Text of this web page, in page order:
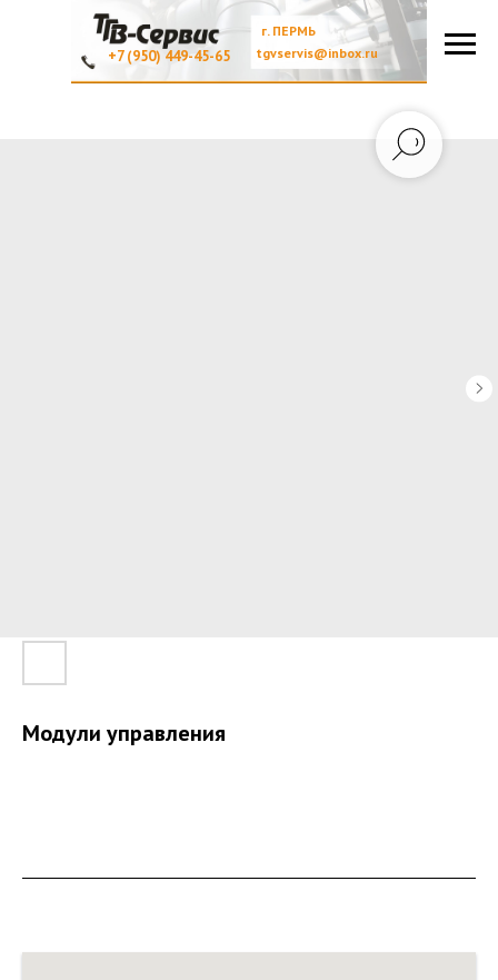
г. ПЕРМЬ
+7 (950) 449-45-65 tgvservis@inbox.ru
Модули управления